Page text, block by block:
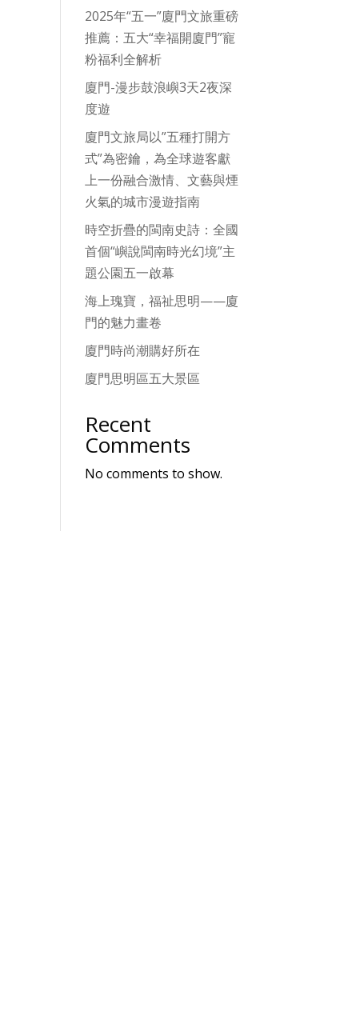
2025年“五一”廈門文旅重磅
推薦：五大“幸福開廈門”寵
粉福利全解析
廈門-漫步鼓浪嶼3天2夜深
度遊
廈門文旅局以”五種打開方
式”為密鑰，為全球遊客獻
上一份融合激情、文藝與煙
火氣的城市漫遊指南
時空折疊的閩南史詩：全國
首個“嶼說閩南時光幻境”主
題公園五一啟幕
海上瑰寶，福祉思明——廈
門的魅力畫卷
廈門時尚潮購好所在
廈門思明區五大景區
Recent
Comments
No comments to show.